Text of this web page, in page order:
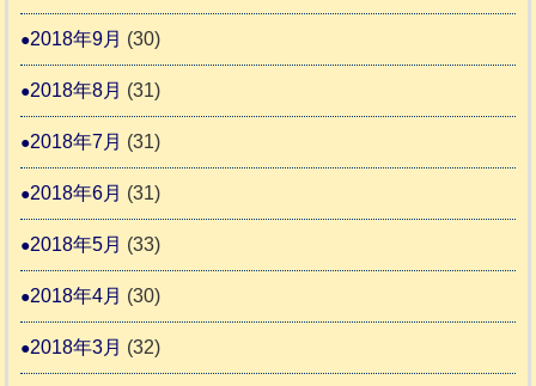
2018年9月 (30)
2018年8月 (31)
2018年7月 (31)
2018年6月 (31)
2018年5月 (33)
2018年4月 (30)
2018年3月 (32)